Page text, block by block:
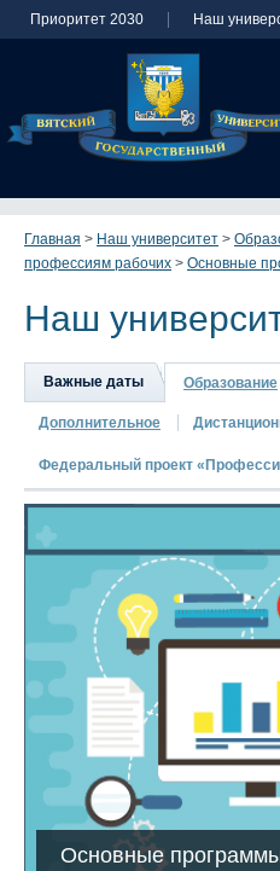
Приоритет 2030 Наш
Главная > Наш университет >
профессиям рабочих > Основные
Наш
Важные даты Образование
Дополнительное
Федеральный проект
Основные